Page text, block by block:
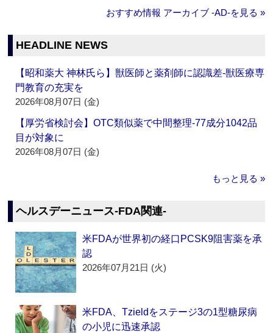
おすすめ情報 アーカイブ ‐AD‐を見る »
HEADLINE NEWS
【昭和薬大 神林氏ら】獣医師と薬剤師に認識差‐獣医療専
門教育の充実を
2026年08月07日 (金)
【厚労省検討会】OTC類似薬で中間整理‐77成分1042品
目が対象に
2026年08月07日 (金)
もっと見る »
ヘルスデーニュース‐FDA関連‐
米FDAが世界初の経口PCSK9阻害薬を承
認
2026年07月21日 (火)
米FDA、Tzieldをステージ3の1型糖尿病
の小児に迅速承認